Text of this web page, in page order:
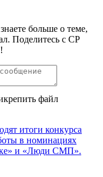
больше о теме,
Поделитесь с СР
файл
итоги конкурса
в номинациях
и «Люди СМП».